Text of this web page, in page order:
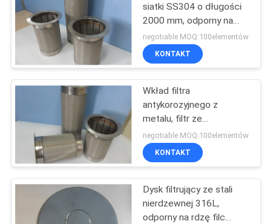
SKONTAKTUJ
SIĘ
NAMI
BLOG
POPROSIĆ
O
WYCENĘ
Włókna niklowe
4
Włókna miedziane
2
siatki SS304 o długości
2000 mm, odporny na
korozję
negotiable MOQ:100elementów
KONTAKT
Wkład filtra
antykorozyjnego z
metalu, filtr ze
spiekanego metalu 90
mikronów
negotiable MOQ:100elementów
KONTAKT
Dysk filtrujący ze stali
nierdzewnej 316L,
odporny na rdzę filc